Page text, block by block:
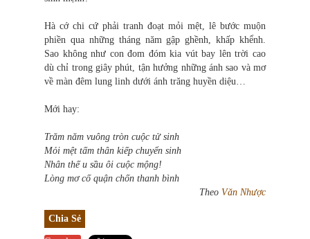
Hà cớ chi cứ phải tranh đoạt mỏi mệt, lê bước muộn
phiền qua những tháng năm gập ghềnh, khấp khểnh.
Sao không như con đom đóm kia vút bay lên trời cao
dù chỉ trong giây phút, tận hưởng những ánh sao và mơ
về màn đêm lung linh dưới ánh trăng huyền diệu…
Mới hay:
Trăm năm vuông tròn cuộc tử sinh
Mỏi mệt tấm thân kiếp chuyển sinh
Nhân thế u sầu ôi cuộc mộng!
Lòng mơ cố quận chốn thanh bình
Theo Văn Nhược
Chia Sẻ